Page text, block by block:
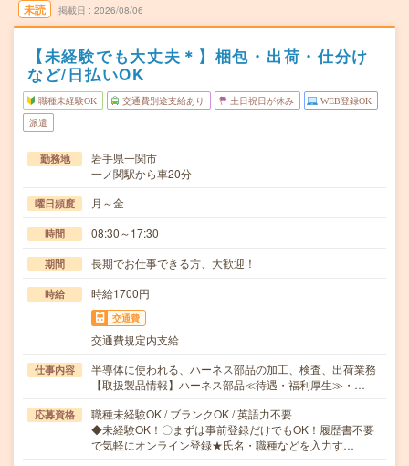
未読 掲載日 2026/08/06
【未経験でも大丈夫＊】梱包・出荷・仕分け
など/日払いOK
職種未経験OK 交通費別途支給あり 土日祝日が休み WEB登録OK
派遣
勤務地
岩手県一関市
一ノ関駅から車20分
曜日頻度 月～金
時間 08:30～17:30
期間 長期でお仕事できる方、大歓迎！
時給 時給1700円
交通費
交通費規定内支給
仕事内容
半導体に使われる、ハーネス部品の加工、検査、出荷業務
【取扱製品情報】ハーネス部品≪待遇・福利厚生≫・…
応募資格
職種未経験OK / ブランクOK / 英語力不要
◆未経験OK！〇まずは事前登録だけでもOK！履歴書不要
で気軽にオンライン登録★氏名・職種などを入力す…